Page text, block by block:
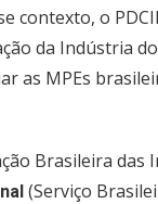
contexto, o
da Indústria
as MPEs
Brasileira das
(Serviço